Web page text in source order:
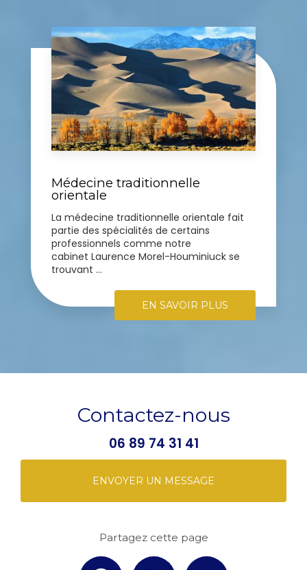
Médecine traditionnelle
orientale
La médecine traditionnelle orientale fait
partie des spécialités de certains
professionnels comme notre
cabinet Laurence Morel-Houminiuck se
trouvant ...
EN SAVOIR PLUS
Contactez-nous
06 89 74 31 41
ENVOYER UN MESSAGE
Partagez cette page
Facebook